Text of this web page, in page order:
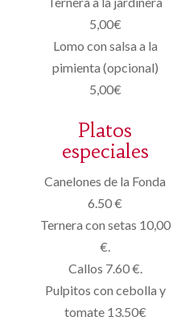
5,00€
Lomo con salsa a la
pimienta (opcional)
5,00€
Platos
especiales
Canelones de la Fonda
6.50 €
Ternera con setas 10,00
€.
Callos 7.60 €.
Pulpitos con cebolla y
tomate 13.50€